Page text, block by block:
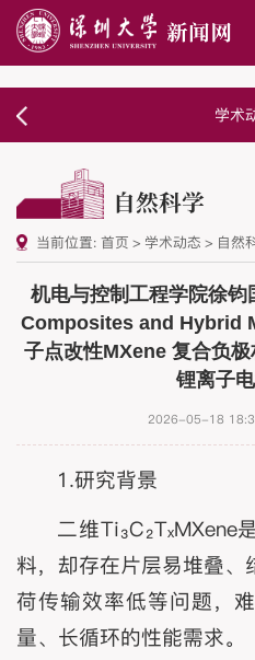
学术
自然科学
当前位置: 首页 > 学术动态 > 自然
机电与控制工程学院徐
Composites and Hybrid
子点改性MXene 复合负
锂离子
2026-05-18
1.研究背景
二维Ti₃C₂TₓMXene
料，却存在片层易堆叠、
荷传输效率低等问题，
量、长循环的性能需求。